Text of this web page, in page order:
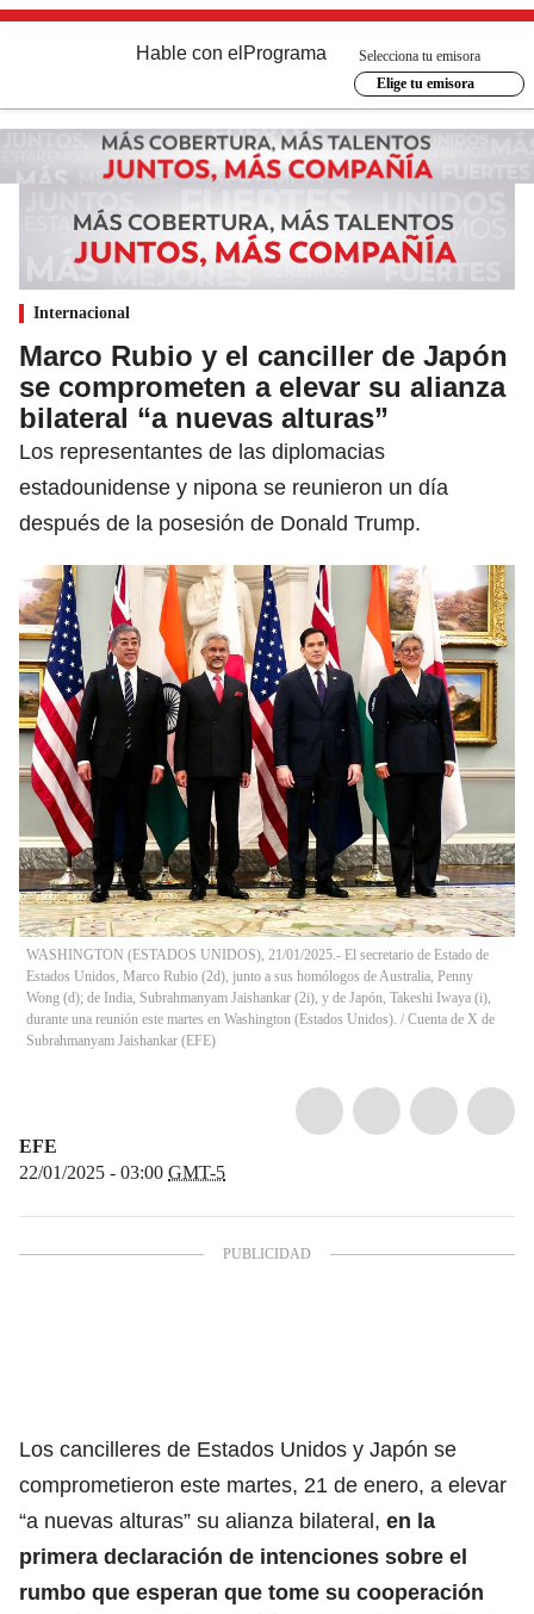
Hable con el Programa
Selecciona tu emisora
Elige tu emisora
Internacional
Marco Rubio y el canciller de Japón
se comprometen a elevar su alianza
bilateral “a nuevas alturas”
Los representantes de las diplomacias
estadounidense y nipona se reunieron un día
después de la posesión de Donald Trump.
WASHINGTON (ESTADOS UNIDOS), 21/01/2025.- El secretario de Estado de
Estados Unidos, Marco Rubio (2d), junto a sus homólogos de Australia, Penny
Wong (d); de India, Subrahmanyam Jaishankar (2i), y de Japón, Takeshi Iwaya (i),
durante una reunión este martes en Washington (Estados Unidos). / Cuenta de X de
Subrahmanyam Jaishankar (EFE)
EFE
22/01/2025 - 03:00 GMT-5
Los cancilleres de Estados Unidos y Japón se
comprometieron este martes, 21 de enero, a elevar
“a nuevas alturas” su alianza bilateral, en la
primera declaración de intenciones sobre el
rumbo que esperan que tome su cooperación